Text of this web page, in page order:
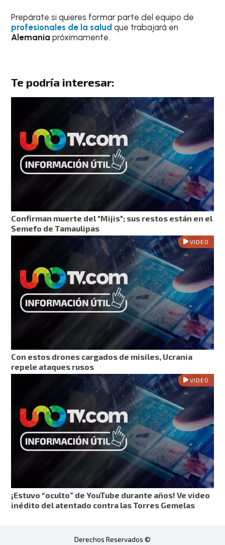
Prepárate si quieres formar parte del equipo de
profesionales de la salud que trabajará en
Alemania próximamente.
Te podría interesar:
Confirman muerte del "Mijis"; sus restos están en el
Semefo de Tamaulipas
VIDEO
Con estos drones cargados de misiles, Ucrania
repele ataques rusos
VIDEO
¡Estuvo “oculto” de YouTube durante años! Ve video
inédito del atentado contra las Torres Gemelas
Derechos Reservados ©